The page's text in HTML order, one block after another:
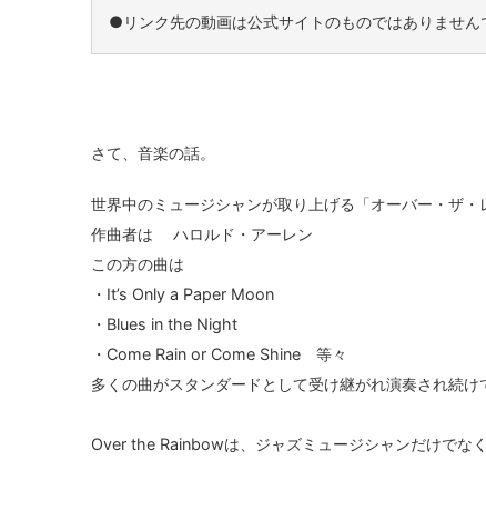
●リンク先の動画は公式サイトのものではありませ
さて、音楽の話。
世界中のミュージシャンが取り上げる「オーバー・ザ・
作曲者は ハロルド・アーレン
この方の曲は
・It’s Only a Paper Moon
・Blues in the Night
・Come Rain or Come Shine 等々
多くの曲がスタンダードとして受け継がれ演奏され続
Over the Rainbowは、ジャズミュージシャンだけでな